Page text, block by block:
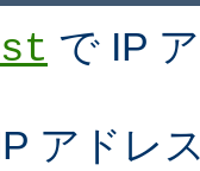
で IP
アドレ